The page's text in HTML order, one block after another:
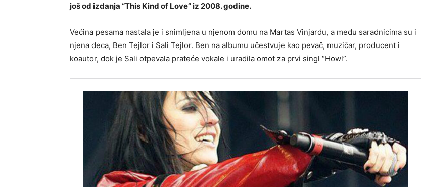
još od izdanja “This Kind of Love” iz 2008. godine.
Većina pesama nastala je i snimljena u njenom domu na Martas Vinjardu, a među saradnicima su i
njena deca, Ben Tejlor i Sali Tejlor. Ben na albumu učestvuje kao pevač, muzičar, producent i
koautor, dok je Sali otpevala prateće vokale i uradila omot za prvi singl “Howl”.